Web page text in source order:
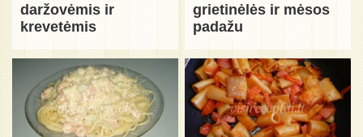
daržovėmis ir
krevetėmis
grietinėlės ir mėsos
padažu